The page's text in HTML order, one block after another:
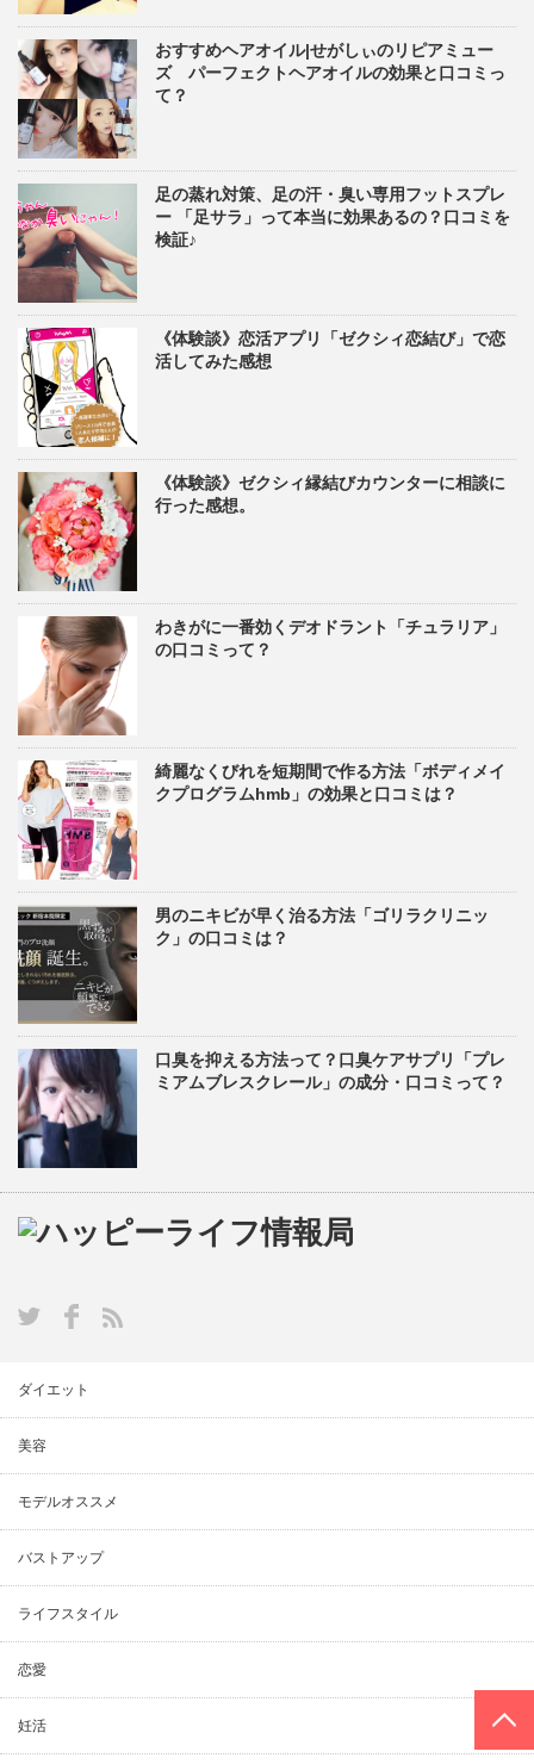
おすすめヘアオイル|せがしぃのリピアミュー
ズ パーフェクトヘアオイルの効果と口コミっ
て？
足の蒸れ対策、足の汗・臭い専用フットスプレ
ー 「足サラ」って本当に効果あるの？口コミを
検証♪
《体験談》恋活アプリ「ゼクシィ恋結び」で恋
活してみた感想
《体験談》ゼクシィ縁結びカウンターに相談に
行った感想。
わきがに一番効くデオドラント「チュラリア」
の口コミって？
綺麗なくびれを短期間で作る方法「ボディメイ
クプログラムhmb」の効果と口コミは？
男のニキビが早く治る方法「ゴリラクリニッ
ク」の口コミは？
口臭を抑える方法って？口臭ケアサプリ「プレ
ミアムブレスクレール」の成分・口コミって？
ダイエット
美容
モデルオススメ
バストアップ
ライフスタイル
恋愛
妊活
PAGE TOP